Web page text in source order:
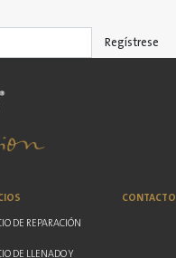
Regístrese
DE REPARACIÓN
DE LLENADO Y
CONTACTO